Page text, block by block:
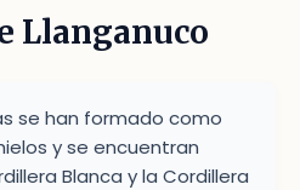
Llanganuco
se han formado como
y se encuentran
Blanca y la Cordillera